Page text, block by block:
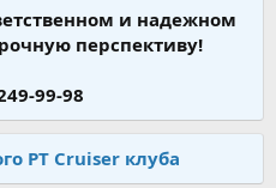
и надежном
перспективу!
99-98
PT Cruiser клуба